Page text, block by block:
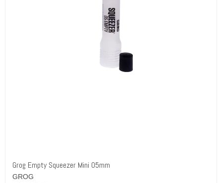
Grog Empty Squeezer Mini 05mm
GROG